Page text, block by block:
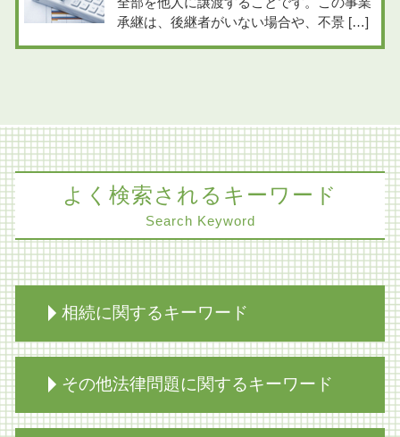
承継は、後継者がいない場合や、不景 […]
よく検索されるキーワード
Search Keyword
相続に関するキーワード
相続税対策 弁護士
相続 家
その他法律問題に関するキーワード